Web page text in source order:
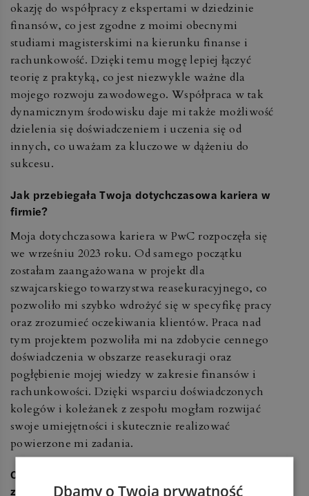
okazję do współpracy z ekspertami w dziedzinie
finansów, co jest zgodne z moimi obecnymi
studiami magisterskimi na kierunku finanse i
rachunkowość. Dzięki temu mogę lepiej łączyć
teorię z praktyką, co jest niezwykle ważne dla
mojego rozwoju zawodowego. Współpraca w tak
dynamicznym środowisku daje mi także możliwość
dzielenia się doświadczeniem i uczenia się od
innych, co uważam za kluczowe w dążeniu do
sukcesu.
Jak przebiegała Twoja dotychczasowa kariera w
firmie?
Moja dotychczasowa kariera w PwC rozpoczęła się
we wrześniu 2023 roku. Od samego początku
zostałam zaangażowana w projekt dla
szwajcarskiego towarzystwa reasekuracyjnego, co
pozwoliło mi szybko wdrożyć się w specyfikę pracy
oraz zrozumieć oczekiwania klientów. Praca nad
tym projektem pozwoliła mi na zdobycie cennego
doświadczenia w obszarze reasekuracji oraz
pogłębienie mojej wiedzy w zakresie finansów i
rachunkowości. Dzięki wsparciu doświadczonych
kolegów i koleżanek z zespołu mogłam rozwijać
swoje umiejętności i skutecznie realizować
powierzone mi zadania.
Co obecnie należy do Twoich głównych zadań i
zakresu obowiązków?
Dbamy o Twoją prywatność